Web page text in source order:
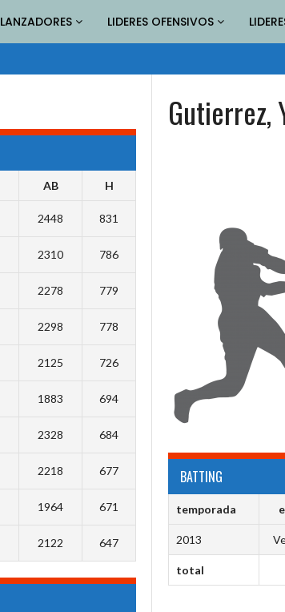
LANZADORES LIDERES OFENSIVOS
Gutierrez,
BATTING
temporada
2013
total
AB H
2448 831
2310 786
2278 779
2298 778
2125 726
1883 694
2328 684
2218 677
1964 671
2122 647